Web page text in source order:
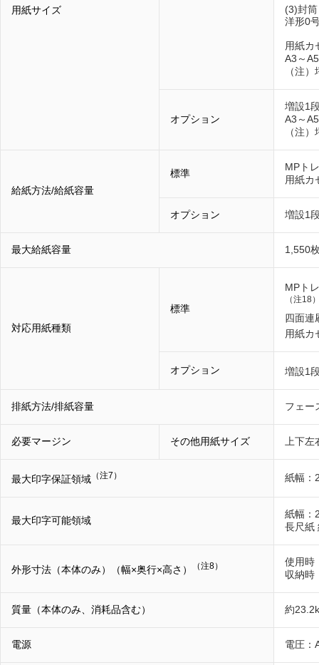
用紙サイズ
(3)封筒
洋形0
用紙カ
A3～A5
（注
オプション
増設1
A3～A5
（注
給紙方法/給紙容量
標準
MPト
用紙カ
オプション 増設1
最大給紙容量 1,550
対応用紙種類
標準
MPト
（注18
四面連
用紙カ
オプション 増設1
排紙方法/排紙容量 フェー
必要マージン その他用紙サイズ 上下
最大印字保証領域 （注7） 紙幅：
最大印字可能領域
紙幅：
長尺紙
外形寸法（本体のみ）（幅×奥行×高さ） （注8）
使用時
収納時
質量（本体のみ、消耗品含む） 約
電源 電圧：